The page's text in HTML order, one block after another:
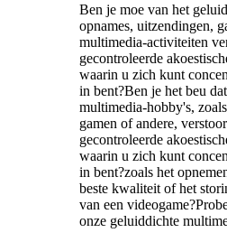
Ben je moe van het
opnames, uitzendingen,
multimedia-activiteiten
gecontroleerde
waarin u zich kunt
in bent?Ben je het beu
multimedia-hobby's,
gamen of andere,
gecontroleerde
waarin u zich kunt
in bent?zoals het
beste kwaliteit of het
van een
onze geluiddichte